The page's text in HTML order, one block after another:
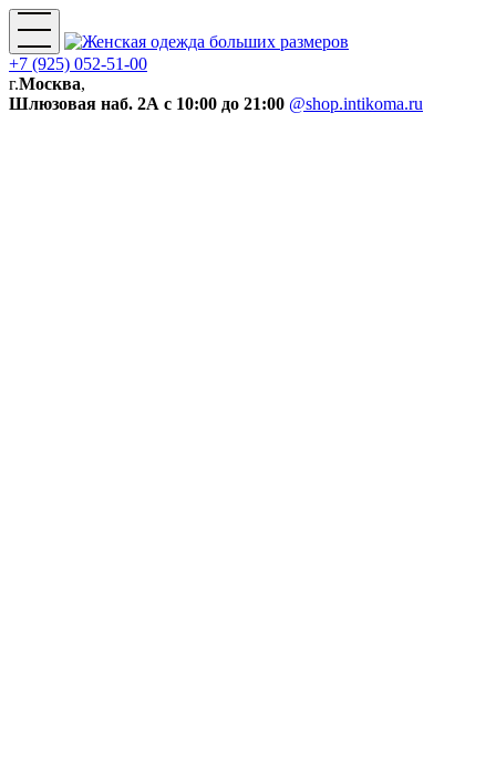
+7 (925) 052-51-00
г.Москва,
Шлюзовая наб. 2А с 10:00 до 21:00 @shop.intikoma.ru